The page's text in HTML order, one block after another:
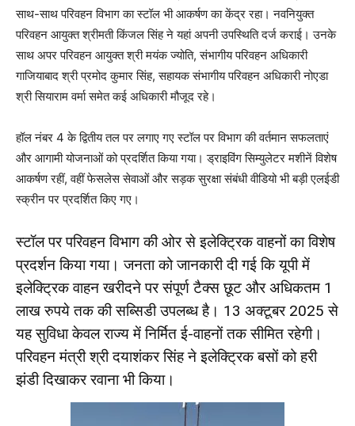
साथ-साथ परिवहन विभाग का स्टॉल भी आकर्षण का केंद्र रहा। नवनियुक्त
परिवहन आयुक्त श्रीमती किंजल सिंह ने यहां अपनी उपस्थिति दर्ज कराई। उनके
साथ अपर परिवहन आयुक्त श्री मयंक ज्योति, संभागीय परिवहन अधिकारी
गाजियाबाद श्री प्रमोद कुमार सिंह, सहायक संभागीय परिवहन अधिकारी नोएडा
श्री सियाराम वर्मा समेत कई अधिकारी मौजूद रहे।
हॉल नंबर 4 के द्वितीय तल पर लगाए गए स्टॉल पर विभाग की वर्तमान सफलताएं
और आगामी योजनाओं को प्रदर्शित किया गया। ड्राइविंग सिम्युलेटर मशीनें विशेष
आकर्षण रहीं, वहीं फेसलेस सेवाओं और सड़क सुरक्षा संबंधी वीडियो भी बड़ी एलईडी
स्क्रीन पर प्रदर्शित किए गए।
स्टॉल पर परिवहन विभाग की ओर से इलेक्ट्रिक वाहनों का विशेष
प्रदर्शन किया गया। जनता को जानकारी दी गई कि यूपी में
इलेक्ट्रिक वाहन खरीदने पर संपूर्ण टैक्स छूट और अधिकतम 1
लाख रुपये तक की सब्सिडी उपलब्ध है। 13 अक्टूबर 2025 से
यह सुविधा केवल राज्य में निर्मित ई-वाहनों तक सीमित रहेगी।
परिवहन मंत्री श्री दयाशंकर सिंह ने इलेक्ट्रिक बसों को हरी
झंडी दिखाकर रवाना भी किया।